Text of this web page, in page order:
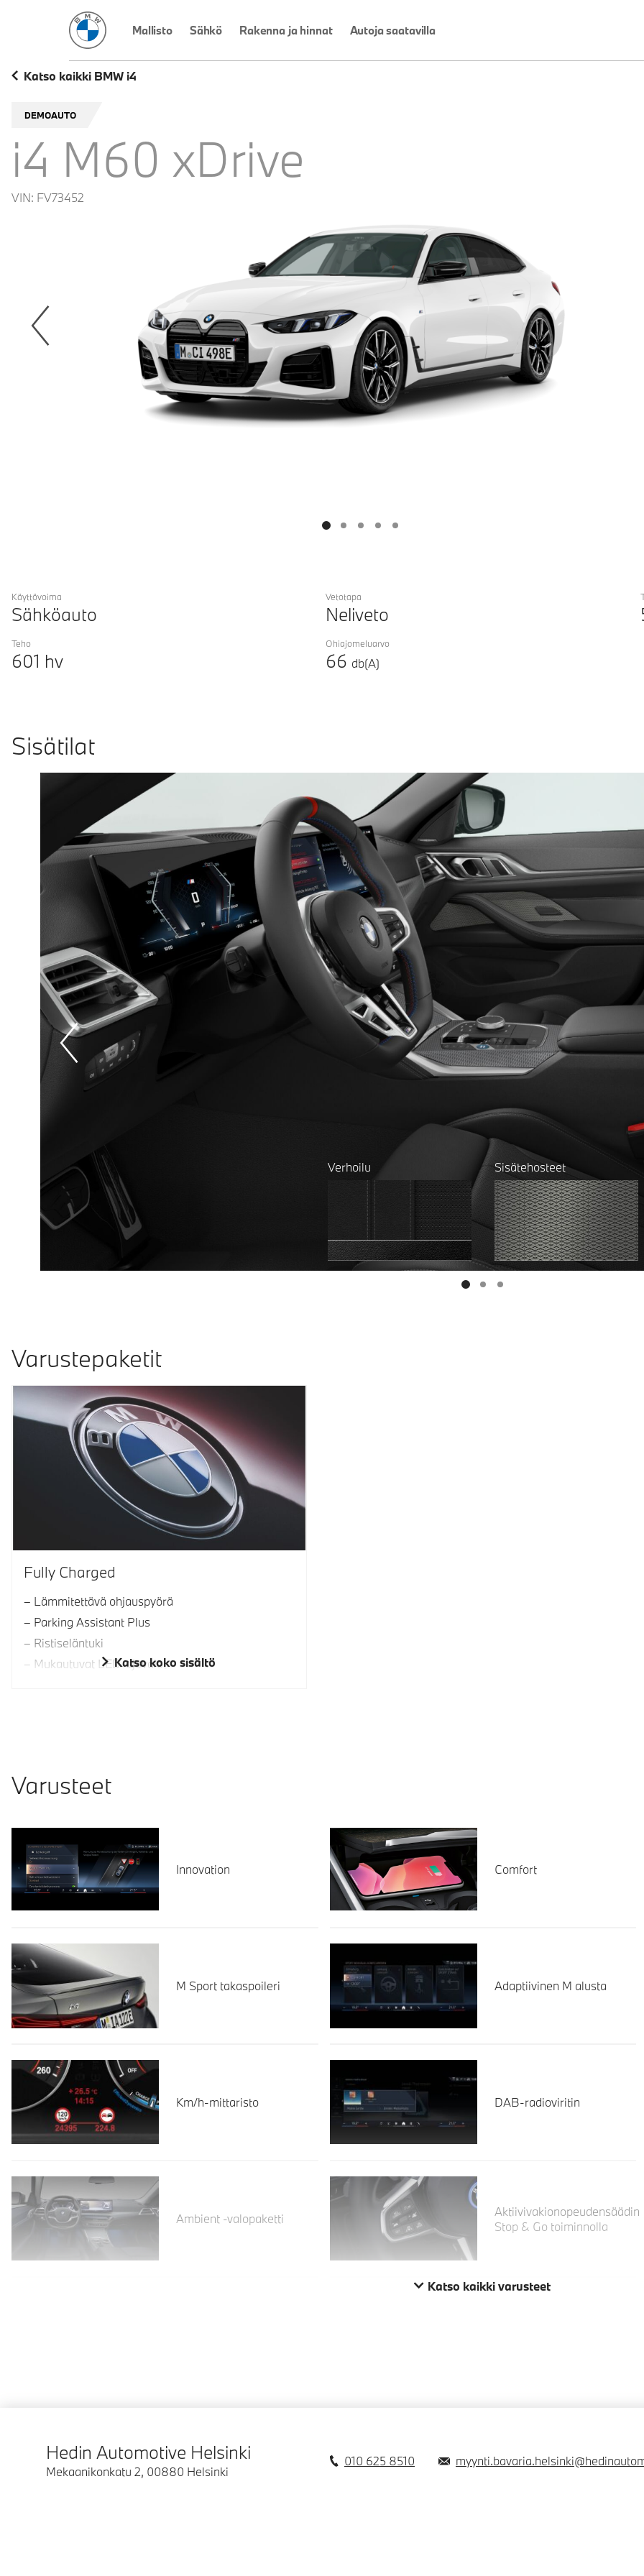
BMW Suomi
Mallisto Sähkö Rakenna ja hinnat Autoja saatavilla
Katso kaikki BMW i4
DEMOAUTO
i4 M60 xDrive
VIN: FV73452
Käyttövoima
Sähköauto
Vetotapa
Neliveto
Teho
601 hv
Ohiajomeluarvo
66 db(A)
Sisätilat
Prevoius
Verhoilu Sisätehosteet
Varustepaketit
Fully Charged
Lämmitettävä ohjauspyörä
Parking Assistant Plus
Ristiseläntuki
Mukautuvat LED-ajovalot
Katso koko sisältö
Varusteet
Innovation Comfort
M Sport takaspoileri Adaptiivinen M alusta
Km/h-mittaristo DAB-radioviritin
Ambient -valopaketti
Aktiivivakionopeudensäädin
Stop & Go toiminnolla
Katso kaikki varusteet
Lue lisää
Hedin Automotive Helsinki
Mekaanikonkatu 2, 00880 Helsinki
010 625 8510